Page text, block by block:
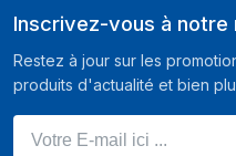
Inscrivez-vous à
Restez à jour sur les
produits d'actualité et bien